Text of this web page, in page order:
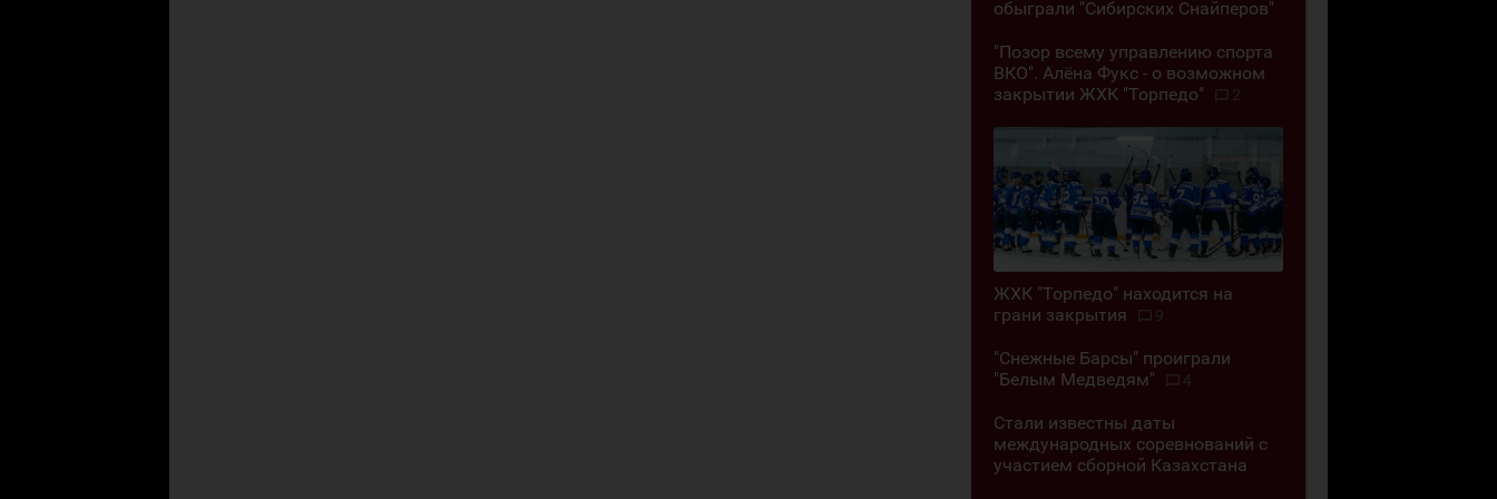
обыграли "Сибирских Снайперов"
"Позор всему управлению спорта
ВКО". Алёна Фукс - о возможном
закрытии ЖХК "Торпедо"
2
ЖХК "Торпедо" находится на
грани закрытия
9
"Снежные Барсы" проиграли
"Белым Медведям"
4
Стали известны даты
международных соревнований с
участием сборной Казахстана